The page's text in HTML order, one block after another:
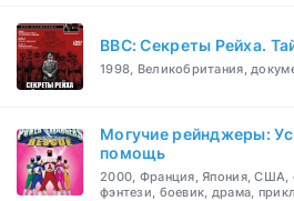
BBC: Секреты Рейха.
1998, Великобритания,
Могучие рейнджеры:
помощь
2000, Франция, Япония, США,
фэнтези, боевик, драма,